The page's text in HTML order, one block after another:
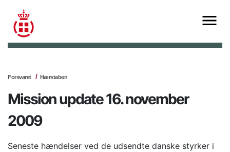
Forsvaret Hærstaben
Mission update 16. november
2009
Seneste hændelser ved de udsendte danske styrker i